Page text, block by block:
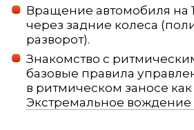
Вращение автомобиля на
через задние колеса
разворот).
Знакомство с
базовые правила
в ритмическом заносе
Экстремальное вождение